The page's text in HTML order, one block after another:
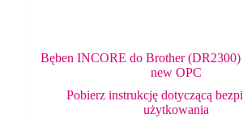
Bęben INCORE do Brother (DR2300)
new OPC
Pobierz instrukcję dotyczącą
użytkowania